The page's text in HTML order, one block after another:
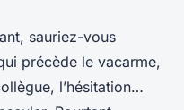
sauriez-vous
précède le vacarme,
l’hésitation…